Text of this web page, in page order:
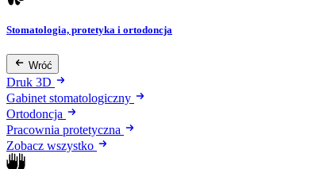
Stomatologia, protetyka i ortodoncja
Wróć
Druk 3D
Gabinet stomatologiczny
Ortodoncja
Pracownia protetyczna
Zobacz wszystko